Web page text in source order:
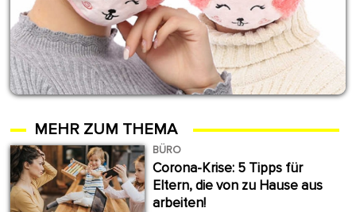
MEHR ZUM THEMA
BÜRO
Corona-Krise: 5 Tipps für
Eltern, die von zu Hause aus
arbeiten!